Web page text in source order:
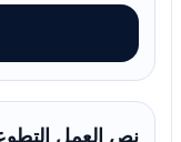
نص العمل